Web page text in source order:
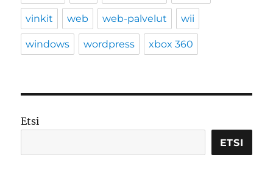
vinkit web web-palvelut wii
windows wordpress xbox 360
Etsi
ETSI